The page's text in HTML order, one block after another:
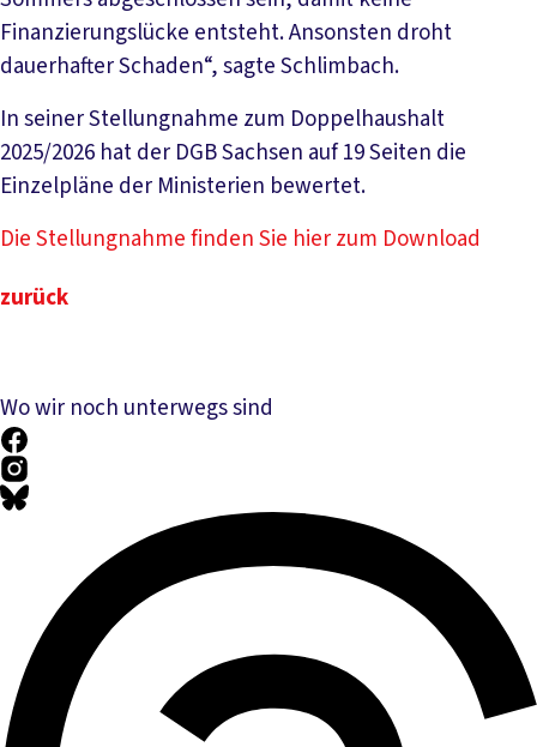
Finanzierungslücke entsteht. Ansonsten droht
dauerhafter Schaden“, sagte Schlimbach.
In seiner Stellungnahme zum Doppelhaushalt
2025/2026 hat der DGB Sachsen auf 19 Seiten die
Einzelpläne der Ministerien bewertet.
Die Stellungnahme finden Sie hier zum Download
zurück
Wo wir noch unterwegs sind